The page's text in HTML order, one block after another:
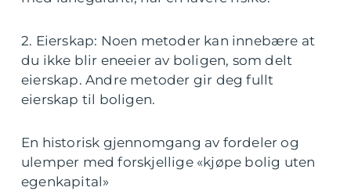
2. Eierskap: Noen metoder kan innebære at
du ikke blir eneeier av boligen, som delt
eierskap. Andre metoder gir deg fullt
eierskap til boligen.
En historisk gjennomgang av fordeler og
ulemper med forskjellige «kjøpe bolig uten
egenkapital»